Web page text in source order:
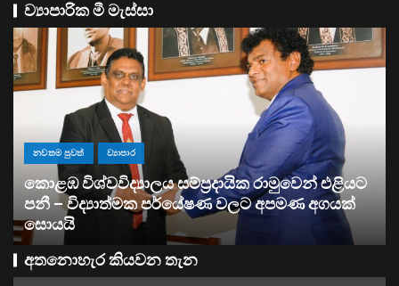
ව්‍යාපාරික මී මැස්සා
ව්‍යාපාර
සතොසෙන් සුපර් වැඩක් ..
අතනොහැර කියවන තැන